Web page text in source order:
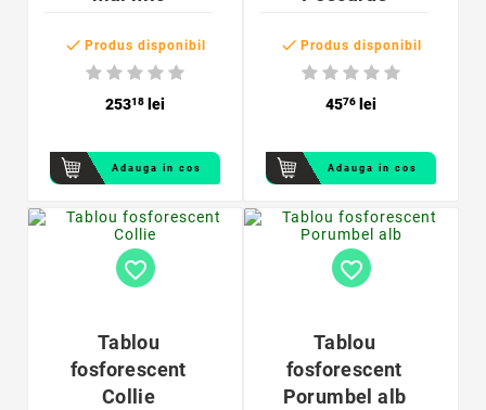
 Produs disponibil
25318 lei
Adauga in cos
 Produs disponibil
4576 lei
Adauga in cos
favorite_border
Tablou
fosforescent
Collie
favorite_border
Tablou
fosforescent
Porumbel alb